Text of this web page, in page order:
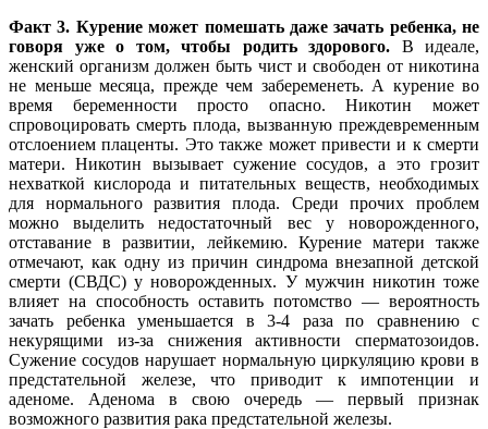
Факт 3. Курение может помешать даже зачать ребенка, не
говоря уже о том, чтобы родить здорового. В идеале,
женский организм должен быть чист и свободен от никотина
не меньше месяца, прежде чем забеременеть. А курение во
время беременности просто опасно. Никотин может
спровоцировать смерть плода, вызванную преждевременным
отслоением плаценты. Это также может привести и к смерти
матери. Никотин вызывает сужение сосудов, а это грозит
нехваткой кислорода и питательных веществ, необходимых
для нормального развития плода. Среди прочих проблем
можно выделить недостаточный вес у новорожденного,
отставание в развитии, лейкемию. Курение матери также
отмечают, как одну из причин синдрома внезапной детской
смерти (СВДС) у новорожденных. У мужчин никотин тоже
влияет на способность оставить потомство — вероятность
зачать ребенка уменьшается в 3-4 раза по сравнению с
некурящими из-за снижения активности сперматозоидов.
Сужение сосудов нарушает нормальную циркуляцию крови в
предстательной железе, что приводит к импотенции и
аденоме. Аденома в свою очередь — первый признак
возможного развития рака предстательной железы.